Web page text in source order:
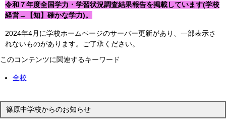
令和７年度全国学力・学習状況調査結果報告を掲載しています(学校
経営→【知】確かな学力)。
2024年4月に学校ホームページのサーバー更新があり、一部表示さ
れないものがあります。ご了承ください。
このコンテンツに関連するキーワード
全校
篠原中学校からのお知らせ